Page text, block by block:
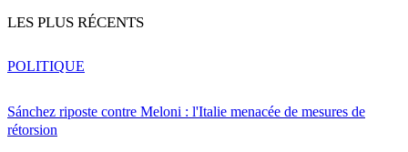
LES PLUS RÉCENTS
Sánchez riposte contre Meloni : l'Italie menacée de mesures de
rétorsion
POLITIQUE